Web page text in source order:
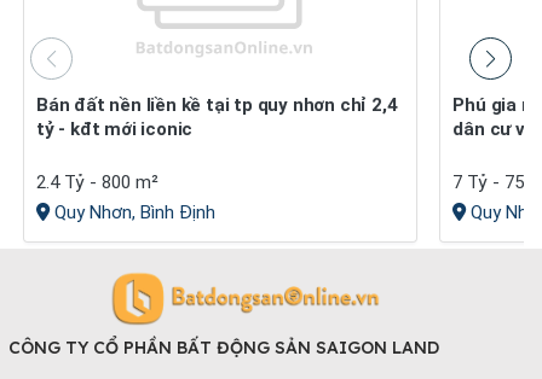
Bán đất nền liền kề tại tp quy nhơn chỉ 2,4
tỷ - kđt mới iconic
2.4 Tỷ - 800 m²
Quy Nhơn, Bình Định
Phú gia royal park quy nhơn gần biển khu
dân cư
7 Tỷ - 75
Quy
CÔNG TY CỔ PHẦN BẤT ĐỘNG SẢN SAIGON LAND